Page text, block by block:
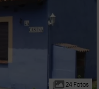
24 Fotos